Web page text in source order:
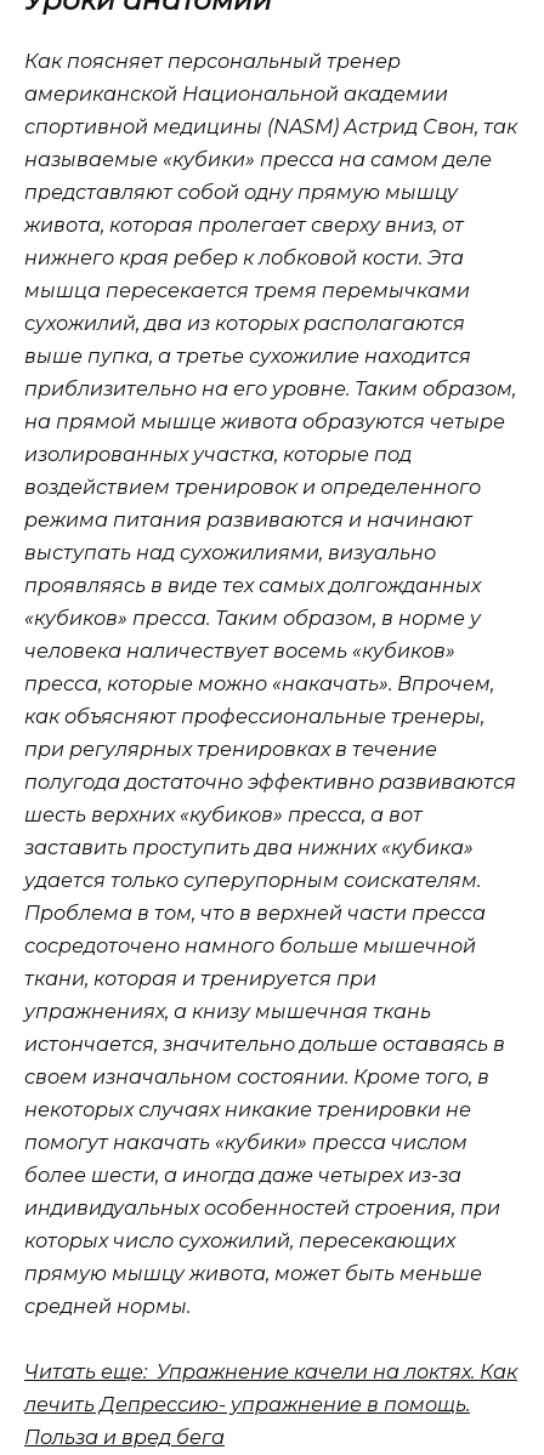
Как поясняет персональный тренер
американской Национальной академии
спортивной медицины (NASM) Астрид Свон, так
называемые «кубики» пресса на самом деле
представляют собой одну прямую мышцу
живота, которая пролегает сверху вниз, от
нижнего края ребер к лобковой кости. Эта
мышца пересекается тремя перемычками
сухожилий, два из которых располагаются
выше пупка, а третье сухожилие находится
приблизительно на его уровне. Таким образом,
на прямой мышце живота образуются четыре
изолированных участка, которые под
воздействием тренировок и определенного
режима питания развиваются и начинают
выступать над сухожилиями, визуально
проявляясь в виде тех самых долгожданных
«кубиков» пресса. Таким образом, в норме у
человека наличествует восемь «кубиков»
пресса, которые можно «накачать». Впрочем,
как объясняют профессиональные тренеры,
при регулярных тренировках в течение
полугода достаточно эффективно развиваются
шесть верхних «кубиков» пресса, а вот
заставить проступить два нижних «кубика»
удается только суперупорным соискателям.
Проблема в том, что в верхней части пресса
сосредоточено намного больше мышечной
ткани, которая и тренируется при
упражнениях, а книзу мышечная ткань
истончается, значительно дольше оставаясь в
своем изначальном состоянии. Кроме того, в
некоторых случаях никакие тренировки не
помогут накачать «кубики» пресса числом
более шести, а иногда даже четырех из-за
индивидуальных особенностей строения, при
которых число сухожилий, пересекающих
прямую мышцу живота, может быть меньше
средней нормы.
Читать еще: Упражнение качели на локтях. Как
лечить Депрессию- упражнение в помощь.
Польза и вред бега